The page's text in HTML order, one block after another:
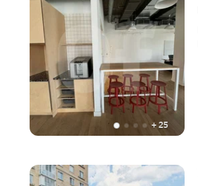
+ 25